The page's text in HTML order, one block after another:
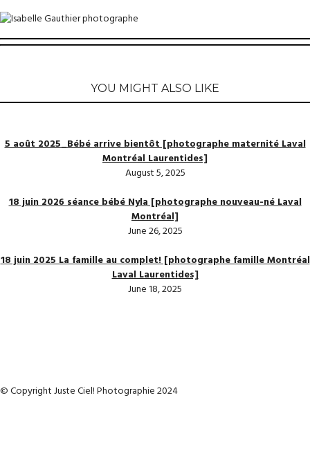
YOU MIGHT ALSO LIKE
5 août 2025_Bébé arrive bientôt [photographe maternité Laval
Montréal Laurentides]
August 5, 2025
18 juin 2026 séance bébé Nyla [photographe nouveau-né Laval
Montréal]
June 26, 2025
18 juin 2025 La famille au complet! [photographe famille Montréal
Laval Laurentides]
June 18, 2025
© Copyright Juste Ciel! Photographie 2024